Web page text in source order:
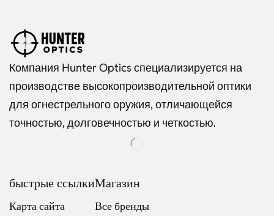
Компания Hunter Optics специализируется на
производстве высокопроизводительной оптики
для огнестрельного оружия, отличающейся
точностью, долговечностью и четкостью.
быстрые ссылки
Карта сайта
Магазин
Все бренды